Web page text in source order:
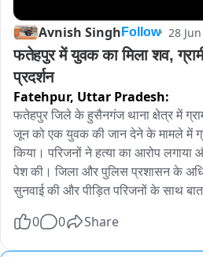
Avnish Singh Follow 28
फतेहपुर में युवक का मिला शव,
प्रदर्शन
Fatehpur, Uttar Pradesh:
फतेहपुर जिले के हुसैनगंज थाना क्षेत्र में
जून को एक युवक की जान देने के मामले में
किया। परिजनों ने हत्या का आरोप
पेश की। जिला और पुलिस प्रशासन के
सुनवाई की और पीड़ित परिजनों के साथ
0
0 Share